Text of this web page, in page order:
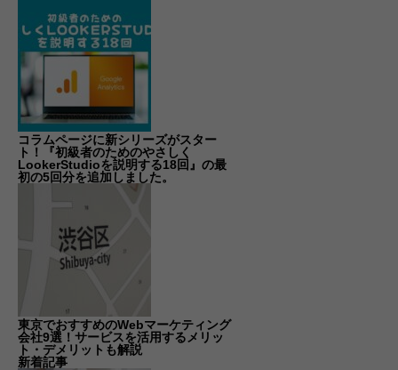
コラムページに新シリーズがスター
ト！『初級者のためのやさしく
LookerStudioを説明する18回』の最
初の5回分を追加しました。
東京でおすすめのWebマーケティング
会社9選！サービスを活用するメリッ
ト・デメリットも解説
新着記事